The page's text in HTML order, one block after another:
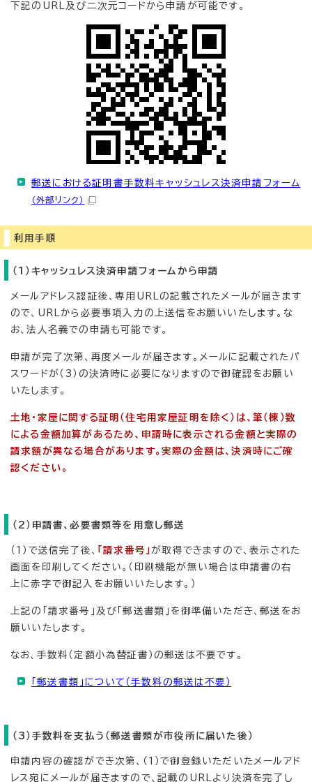
下記のURL及び二次元コードから申請が可能です。
郵送における証明書手数料キャッシュレス決済申請フォーム
（外部リンク）
利用手順
（1）キャッシュレス決済申請フォームから申請
メールアドレス認証後、専用URLの記載されたメールが届きます
ので、URLから必要事項入力の上送信をお願いいたします。な
お、法人名義での申請も可能です。
申請が完了次第、再度メールが届きます。メールに記載されたパ
スワードが（3）の決済時に必要になりますので御確認をお願い
いたします。
土地・家屋に関する証明（住宅用家屋証明を除く）は、筆（棟）数
による金額加算があるため、申請時に表示される金額と実際の
請求額が異なる場合があります。実際の金額は、決済時にご確
認ください。
（2）申請書、必要書類等を用意し郵送
（1）で送信完了後、 「請求番号」 が取得できますので、表示された
画面を印刷してください。（印刷機能が無い場合は申請書の右
上に赤字で御記入をお願いいたします。）
上記の「請求番号」及び「郵送書類」を御準備いただき、郵送をお
願いいたします。
なお、手数料（定額小為替証書）の郵送は不要です。
「郵送書類」について（手数料の郵送は不要）
（3）手数料を支払う（郵送書類が市役所に届いた後）
申請内容の確認ができ次第、（1）で御登録いただいたメールアド
レス宛にメールが届きますので、記載のURLより決済を完了し